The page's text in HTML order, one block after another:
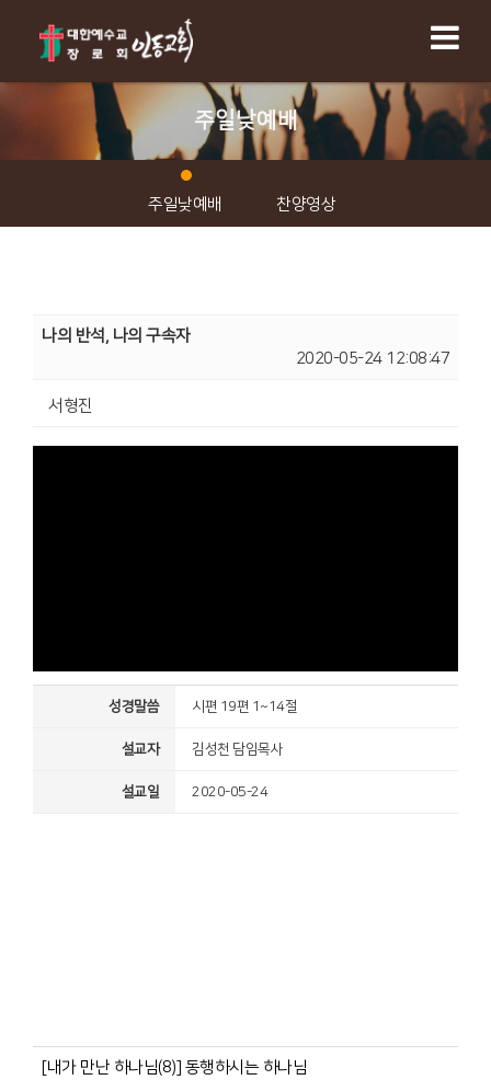
주일낮예배
주일낮예배 찬양영상
나의 반석, 나의 구속자
2020-05-24 12:08:47
서형진
성경말씀 시편 19편 1~14절
설교자 김성천 담임목사
설교일 2020-05-24
[내가 만난 하나님(8)] 동행하시는 하나님